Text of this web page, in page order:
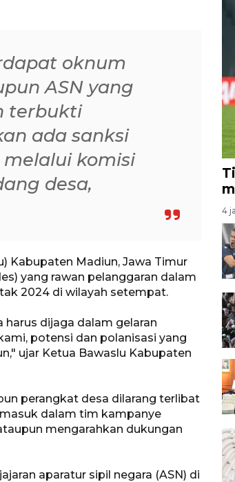
oknum
ASN yang
terbukti
ada sanksi
komisi
desa,
Kabupaten Madiun, Jawa Timur
yang rawan pelanggaran dalam
2024 di wilayah setempat.
dijaga dalam gelaran
potensi dan polanisasi yang
ujar Ketua Bawaslu Kabupaten
perangkat desa dilarang terlibat
dalam tim kampanye
mengarahkan dukungan
aparatur sipil negara (ASN) di
4